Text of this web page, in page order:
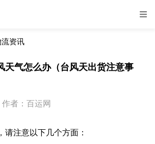
物流资讯
流资讯
天气怎么办（台风天出货注意事
作者：百运网
注意以下几个方面：